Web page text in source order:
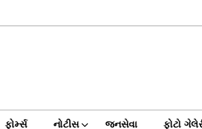
ફોર્મ્સ નોટીસ જનસેવા ફોટો